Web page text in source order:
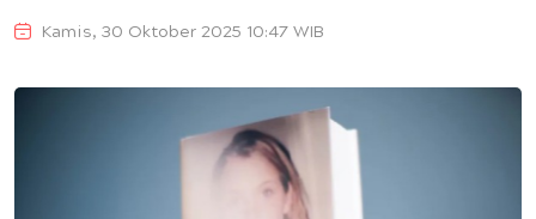
Kamis, 30 Oktober 2025 10:47 WIB